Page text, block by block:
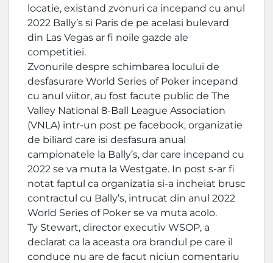
locatie, existand zvonuri ca incepand cu anul
2022 Bally’s si Paris de pe acelasi bulevard
din Las Vegas ar fi noile gazde ale
competitiei.
Zvonurile despre schimbarea locului de
desfasurare World Series of Poker incepand
cu anul viitor, au fost facute public de The
Valley National 8-Ball League Association
(VNLA) intr-un post pe facebook, organizatie
de biliard care isi desfasura anual
campionatele la Bally’s, dar care incepand cu
2022 se va muta la Westgate. In post s-ar fi
notat faptul ca organizatia si-a incheiat brusc
contractul cu Bally’s, intrucat din anul 2022
World Series of Poker se va muta acolo.
Ty Stewart, director executiv WSOP, a
declarat ca la aceasta ora brandul pe care il
conduce nu are de facut niciun comentariu